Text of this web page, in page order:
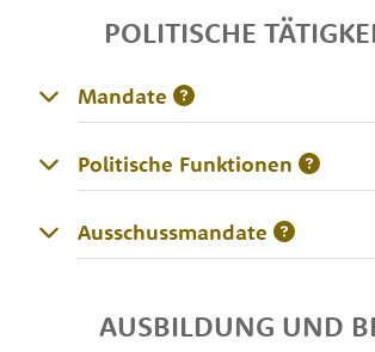
POLITISCHE
Mandate
Politische Funktionen
Ausschussmandate
AUSBILDUNG UND